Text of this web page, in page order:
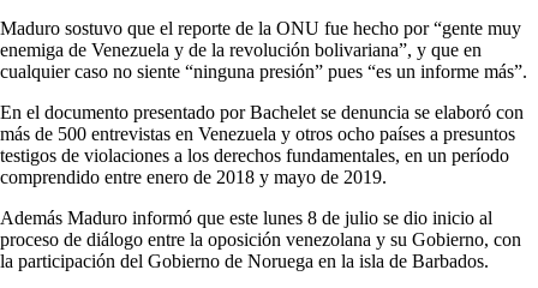
Maduro sostuvo que el reporte de la ONU fue hecho por “gente muy
enemiga de Venezuela y de la revolución bolivariana”, y que en
cualquier caso no siente “ninguna presión” pues “es un informe más”.
En el documento presentado por Bachelet se denuncia se elaboró con
más de 500 entrevistas en Venezuela y otros ocho países a presuntos
testigos de violaciones a los derechos fundamentales, en un período
comprendido entre enero de 2018 y mayo de 2019.
Además Maduro informó que este lunes 8 de julio se dio inicio al
proceso de diálogo entre la oposición venezolana y su Gobierno, con
la participación del Gobierno de Noruega en la isla de Barbados.